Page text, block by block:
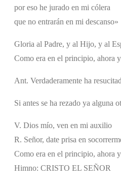
por eso he jurado en mi cólera
que no entrarán en mi descanso»
Gloria al Padre, y al Hijo, y al
Como era en el principio, ahora
Ant. Verdaderamente ha
Si antes se ha rezado ya alguna
V. Dios mío, ven en mi auxilio
R. Señor, date prisa en
Como era en el principio, ahora
Himno: CRISTO EL SEÑOR